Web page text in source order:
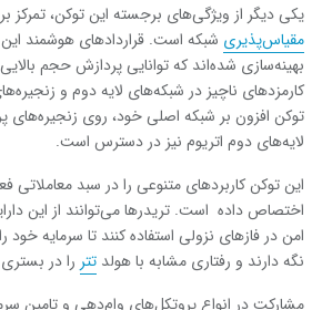
یکی دیگر از ویژگی‌های برجسته این توکن، تمرکز بر
مقیاس‌پذیری شبکه است. قراردادهای هوشمند این
بهینه‌سازی شده‌اند که توانایی پردازش حجم بالایی
کارمزدهای ناچیز در شبکه‌های لایه دوم و
توکن افزون بر شبکه اصلی خود، روی زنجیره‌های
لایه‌های دوم اتریوم نیز در دسترس است.
این توکن کاربردهای متنوعی را در سبد معاملاتی
اختصاص داده است. تریدرها می‌توانند از این
امن در فازهای نزولی استفاده کنند تا سرمایه خود
نگه دارند و رفتاری مشابه با هولد تتر را در بستری
مشارکت در انواع پروتکل‌های وام‌دهی و تامین